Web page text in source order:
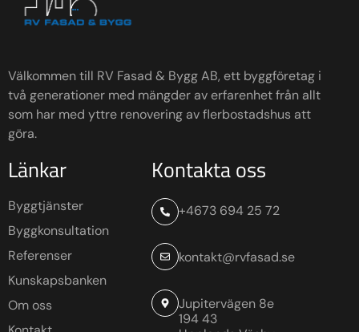
Välkommen till RV Fasad & Bygg AB, ett byggföretag i
två generationer med mängder av erfarenhet från allt
som har med yttre renovering av flerbostadshus att
göra.
Länkar
Byggtjänster
Byggkonsultation
Referenser
Kunskapsbanken
Om oss
Kontakta oss
+4673 694 25 72
kontakt@rvfasad.se
Jupitervägen 8e
194 43